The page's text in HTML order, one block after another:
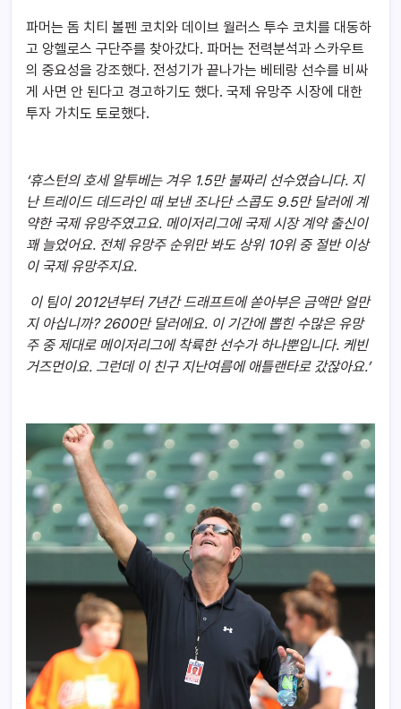
파머는 돔 치티 볼펜 코치와 데이브 월러스 투수 코치를 대동하
고 앙헬로스 구단주를 찾아갔다. 파머는 전력분석과 스카우트
의 중요성을 강조했다. 전성기가 끝나가는 베테랑 선수를 비싸
게 사면 안 된다고 경고하기도 했다. 국제 유망주 시장에 대한
투자 가치도 토로했다.
‘휴스턴의 호세 알투베는 겨우 1.5만 불짜리 선수였습니다. 지
난 트레이드 데드라인 때 보낸 조나단 스콥도 9.5만 달러에 계
약한 국제 유망주였고요. 메이저리그에 국제 시장 계약 출신이
꽤 늘었어요. 전체 유망주 순위만 봐도 상위 10위 중 절반 이상
이 국제 유망주지요.
이 팀이 2012년부터 7년간 드래프트에 쏟아부은 금액만 얼만
지 아십니까? 2600만 달러에요. 이 기간에 뽑힌 수많은 유망
주 중 제대로 메이저리그에 착륙한 선수가 하나뿐입니다. 케빈
거즈먼이요. 그런데 이 친구 지난여름에 애틀랜타로 갔잖아요.’